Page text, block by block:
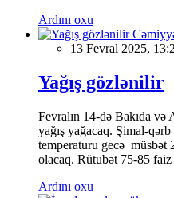
Ardını oxu
13 Fevral 2025,
Yağış gözlənilir
Fevralın 14-də Bakıda və
yağış yağacaq. Şimal-
temperaturu gecə müsbət
olacaq. Rütubət 75-85 faiz
Ardını oxu